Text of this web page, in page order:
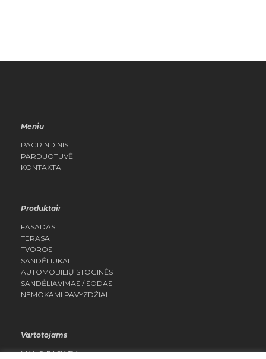
Meniu
PAGRINDINIS
PARDUOTUVĖ
KONTAKTAI
Produktai:
FASADAS
TERASA
TVOROS
SANDĖLIUKAI
AUTOMOBILIŲ STOGINĖS
SANDĖLIAVIMAS / SODAS
NEMOKAMI PAVYZDŽIAI
Vartotojams
MANO PASKYRA